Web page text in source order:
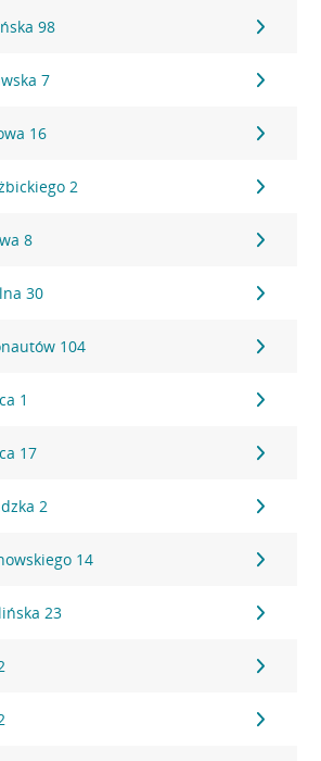
98
7
16
2
8
30
104
1
17
2
14
23